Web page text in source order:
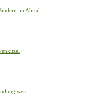
im Ahrtal
wert